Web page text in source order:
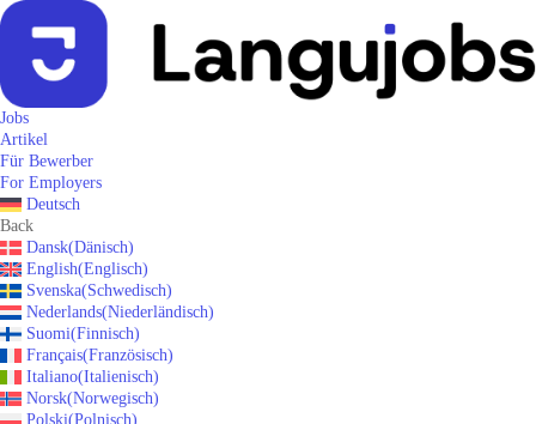
Jobs
Artikel
Für Bewerber
For Employers
Deutsch
Back
Dansk(Dänisch)
English(Englisch)
Svenska(Schwedisch)
Nederlands(Niederländisch)
Suomi(Finnisch)
Français(Französisch)
Italiano(Italienisch)
Norsk(Norwegisch)
Polski(Polnisch)